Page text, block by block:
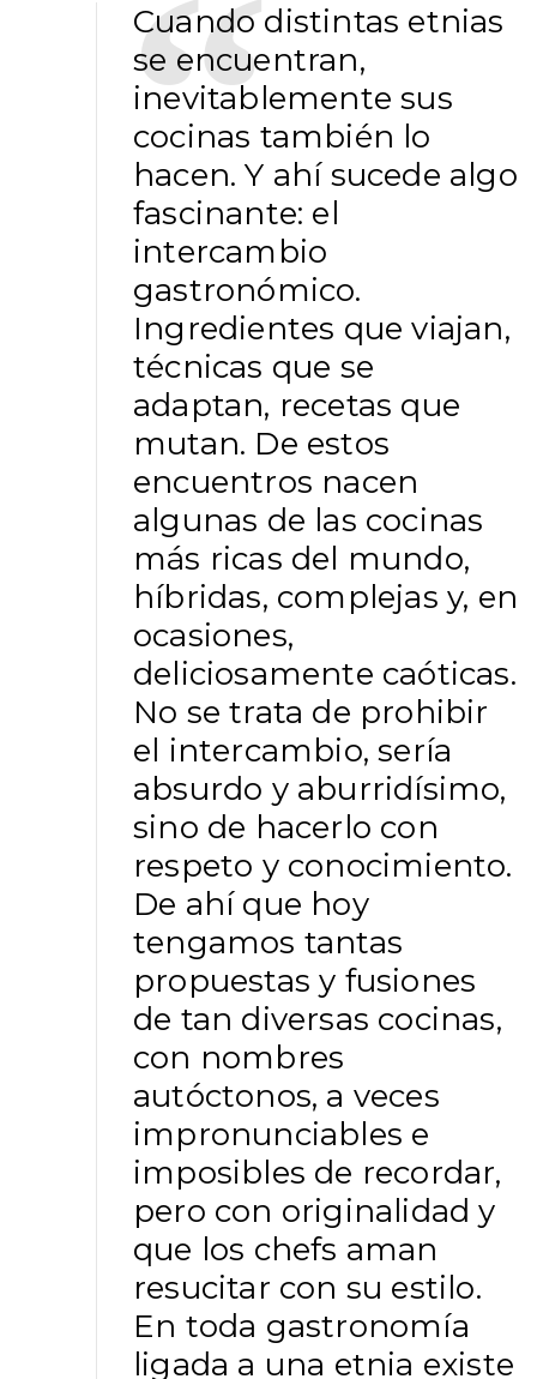
Cuando distintas etnias
se encuentran,
inevitablemente sus
cocinas también lo
hacen. Y ahí sucede algo
fascinante: el
intercambio
gastronómico.
Ingredientes que viajan,
técnicas que se
adaptan, recetas que
mutan. De estos
encuentros nacen
algunas de las cocinas
más ricas del mundo,
híbridas, complejas y, en
ocasiones,
deliciosamente caóticas.
No se trata de prohibir
el intercambio, sería
absurdo y aburridísimo,
sino de hacerlo con
respeto y conocimiento.
De ahí que hoy
tengamos tantas
propuestas y fusiones
de tan diversas cocinas,
con nombres
autóctonos, a veces
impronunciables e
imposibles de recordar,
pero con originalidad y
que los chefs aman
resucitar con su estilo.
En toda gastronomía
ligada a una etnia existe